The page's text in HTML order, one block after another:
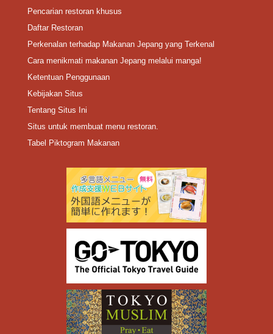
Pencarian restoran khusus
Daftar Restoran
Perkenalan terhadap Makanan Jepang yang Terkenal
Cara menikmati makanan Jepang melalui manga!
Ketentuan Penggunaan
Kebijakan Situs
Tentang Situs Ini
Situs untuk membuat menu restoran.
Tabel Piktogram Makanan